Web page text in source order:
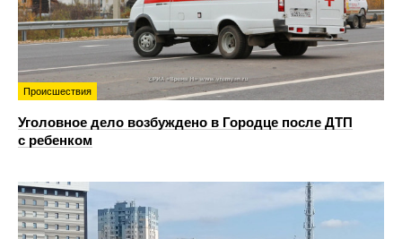
Происшествия
Уголовное дело возбуждено в Городце после ДТП
с ребенком